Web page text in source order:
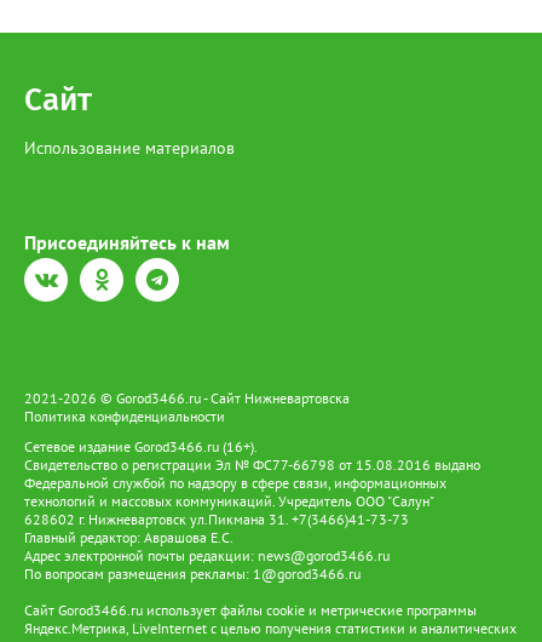
Сайт
Использование материалов
Присоединяйтесь к нам
2021-2026 © Gorod3466.ru - Сайт Нижневартовска
Политика конфиденциальности
Сетевое издание Gorod3466.ru (16+).
Свидетельство о регистрации Эл № ФС77-66798 от 15.08.2016 выдано
Федеральной службой по надзору в сфере связи, информационных
технологий и массовых коммуникаций. Учредитель ООО "Салун"
628602 г. Нижневартовск ул.Пикмана 31. +7(3466)41-73-73
Главный редактор: Аврашова Е.С.
Адрес электронной почты редакции: news@gorod3466.ru
По вопросам размещения рекламы: 1@gorod3466.ru
Сайт Gorod3466.ru использует файлы cookie и метрические программы
Яндекс.Метрика, LiveInternet с целью получения статистики и аналитических